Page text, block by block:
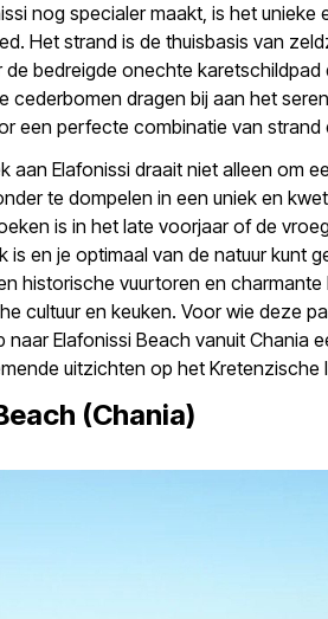
nog specialer maakt, is het
Het strand is de thuisbasis van
de bedreigde onechte karetschildpad
cederbomen dragen bij aan het
een perfecte combinatie van strand
aan Elafonissi draait niet alleen om
te dompelen in een uniek en
is in het late voorjaar of de
is en je optimaal van de natuur kunt
historische vuurtoren en
cultuur en keuken. Voor wie deze
naar Elafonissi Beach vanuit Chania
uitzichten op het Kretenzische
(Chania)